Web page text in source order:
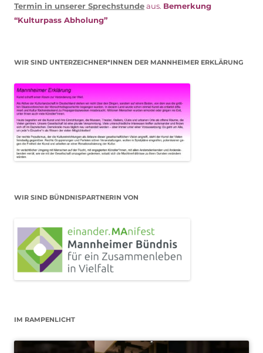
Termin in unserer Sprechstundeaus. Bemerkung
“Kulturpass Abholung”
WIR SIND UNTERZEICHNER*INNEN DER MANNHEIMER ERKLÄRUNG
WIR SIND BÜNDNISPARTNERIN VON
IM RAMPENLICHT